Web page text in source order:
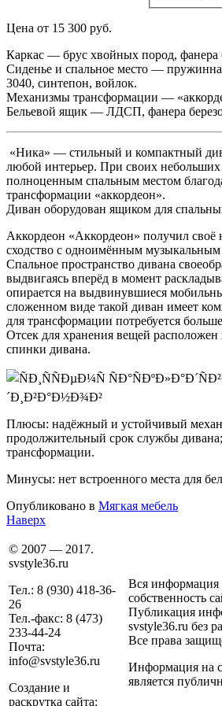
Цена от 15 300 руб.
Каркас — брус хвойных пород, фанера
Сиденье и спальное место —
3040, синтепон, войлок.
Механизмы трансформации —
Бельевой ящик — ЛДСП, фанера
«Ника» — стильный и компактный
любой интерьер. При своих небольших
полноценным спальным местом
трансформации «аккордеон».
Диван оборудован ящиком для
Аккордеон «Аккордеон» получил своё
сходство с одноимённым
Спальное пространство дивана
выдвигаясь вперёд в момент
опирается на выдвинувшиеся
сложенном виде такой диван имеет
для трансформации потребуется
Отсек для хранения вещей расположен
спинки дивана.
Плюсы: надёжный и устойчивый
продолжительный срок службы дивана;
трансформации.
Минусы: нет встроенного места для
Опубликовано в Мягкая мебель
Наверх
© 2007 — 2017.
svstyle36.ru
Тел.: 8 (930) 418-36-
26
Тел.-факс: 8 (473)
233-44-24
Почта:
info@svstyle36.ru
Создание и
раскрутка сайта:
Вся информация
собственность
Публикация
svstyle36.ru без
Все права
Информация на
является